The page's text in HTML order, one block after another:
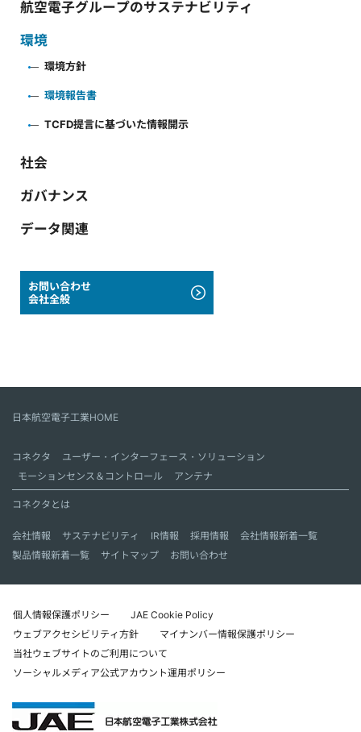
航空電子グループのサステナビリティ
環境
環境方針
環境報告書
TCFD提言に基づいた情報開示
社会
ガバナンス
データ関連
お問い合わせ
会社全般
日本航空電子工業HOME
コネクタ
ユーザー・インターフェース・ソリューション
モーションセンス＆コントロール
アンテナ
コネクタとは
会社情報 サステナビリティ IR情報 採用情報
会社情報新着一覧
製品情報新着一覧
サイトマップ お問い合わせ
個人情報保護ポリシー
JAE Cookie Policy
ウェブアクセシビリティ方針
マイナンバー情報保護ポリシー
当社ウェブサイトのご利用について
ソーシャルメディア公式アカウント運用ポリシー